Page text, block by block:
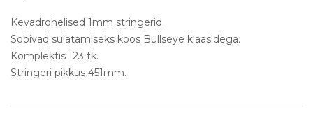
Kevadrohelised 1mm stringerid.
Sobivad sulatamiseks koos Bullseye klaasidega.
Komplektis 123 tk.
Stringeri pikkus 451mm.